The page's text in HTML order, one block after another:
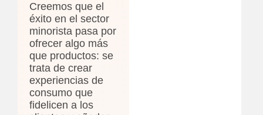
Creemos que el
éxito en el sector
minorista pasa por
ofrecer algo más
que productos: se
trata de crear
experiencias de
consumo que
fidelicen a los